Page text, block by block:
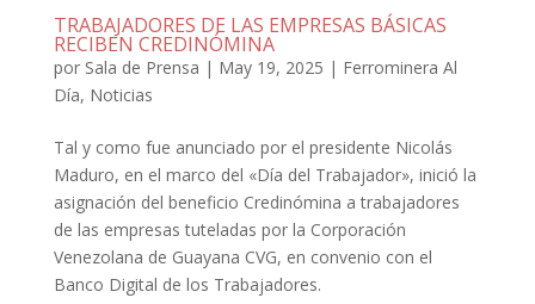
TRABAJADORES DE LAS EMPRESAS BÁSICAS
RECIBEN CREDINÓMINA
por Sala de Prensa | May 19, 2025 | Ferrominera Al
Día, Noticias
Tal y como fue anunciado por el presidente Nicolás
Maduro, en el marco del «Día del Trabajador», inició la
asignación del beneficio Credinómina a trabajadores
de las empresas tuteladas por la Corporación
Venezolana de Guayana CVG, en convenio con el
Banco Digital de los Trabajadores.